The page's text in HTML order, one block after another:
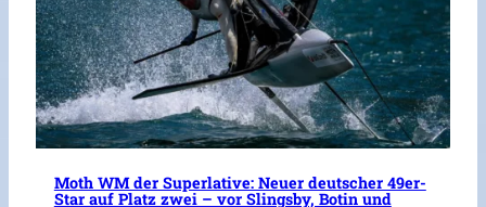
Moth WM der Superlative: Neuer deutscher 49er-
Star auf Platz zwei – vor Slingsby, Botin und